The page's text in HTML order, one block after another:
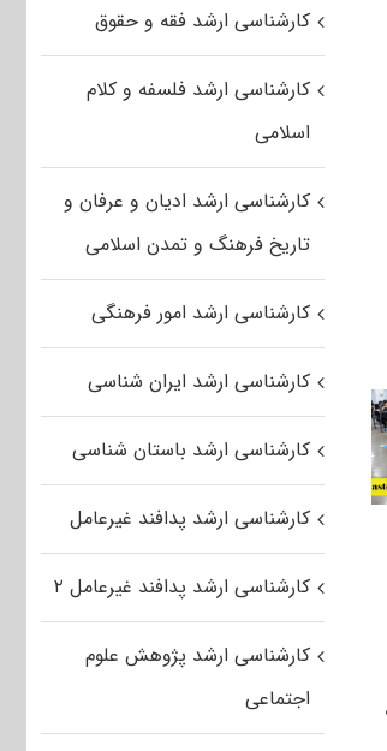
کارشناسی ارشد فقه و حقوق
کارشناسی ارشد فلسفه و کلام
اسلامی
کارشناسی ارشد ادیان و عرفان و
تاریخ فرهنگ و تمدن اسلامی
کارشناسی ارشد امور فرهنگی
کارشناسی ارشد ایران شناسی
کارشناسی ارشد باستان شناسی
کارشناسی ارشد پدافند غیرعامل
کارشناسی ارشد پدافند غیرعامل ۲
کارشناسی ارشد پژوهش علوم
اجتماعی